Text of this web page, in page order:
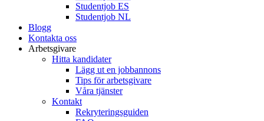
Studentjob ES
Studentjob NL
Blogg
Kontakta oss
Arbetsgivare
Hitta kandidater
Lägg ut en jobbannons
Tips för arbetsgivare
Våra tjänster
Kontakt
Rekryteringsguiden